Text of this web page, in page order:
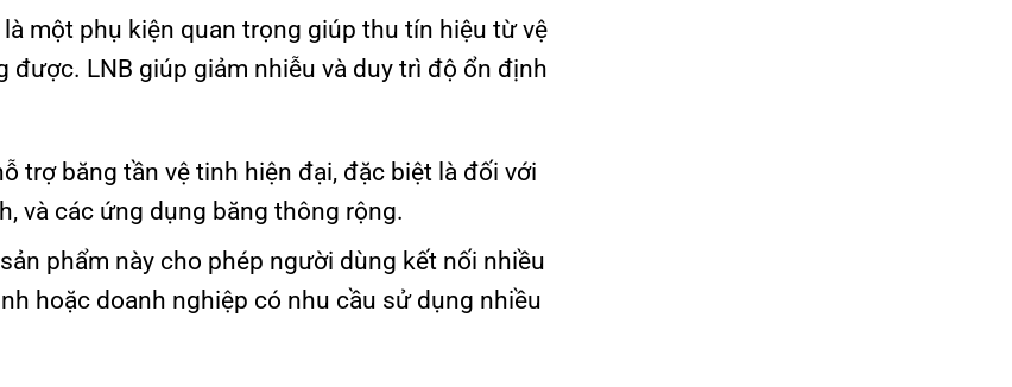
một phụ kiện quan trọng giúp thu tín hiệu từ vệ
LNB giúp giảm nhiễu và duy trì độ ổn định
trợ băng tần vệ tinh hiện đại, đặc biệt là đối với
và các ứng dụng băng thông rộng.
phẩm này cho phép người dùng kết nối nhiều
hoặc doanh nghiệp có nhu cầu sử dụng nhiều